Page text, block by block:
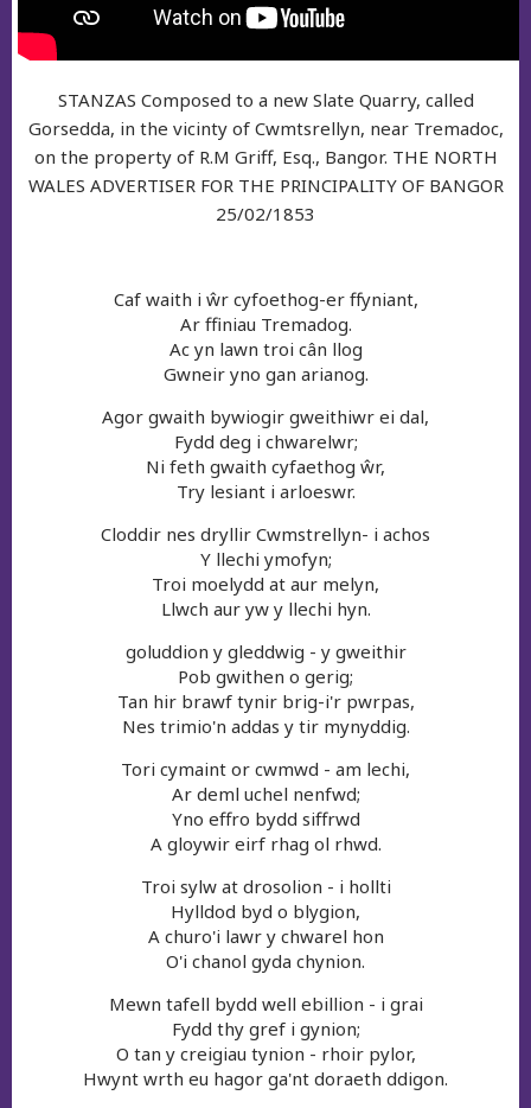
STANZAS Composed to a new Slate Quarry, called
Gorsedda, in the vicinty of Cwmtsrellyn, near Tremadoc,
on the property of R.M Griff, Esq., Bangor. THE NORTH
WALES ADVERTISER FOR THE PRINCIPALITY OF BANGOR
25/02/1853
Caf waith i ŵr cyfoethog-er ffyniant,
Ar ffiniau Tremadog.
Ac yn lawn troi cân llog
Gwneir yno gan arianog.
Agor gwaith bywiogir gweithiwr ei dal,
Fydd deg i chwarelwr;
Ni feth gwaith cyfaethog ŵr,
Try lesiant i arloeswr.
Cloddir nes dryllir Cwmstrellyn- i achos
Y llechi ymofyn;
Troi moelydd at aur melyn,
Llwch aur yw y llechi hyn.
goluddion y gleddwig - y gweithir
Pob gwithen o gerig;
Tan hir brawf tynir brig-i'r pwrpas,
Nes trimio'n addas y tir mynyddig.
Tori cymaint or cwmwd - am lechi,
Ar deml uchel nenfwd;
Yno effro bydd siffrwd
A gloywir eirf rhag ol rhwd.
Troi sylw at drosolion - i hollti
Hylldod byd o blygion,
A churo'i lawr y chwarel hon
O'i chanol gyda chynion.
Mewn tafell bydd well ebillion - i grai
Fydd thy gref i gynion;
O tan y creigiau tynion - rhoir pylor,
Hwynt wrth eu hagor ga'nt doraeth ddigon.